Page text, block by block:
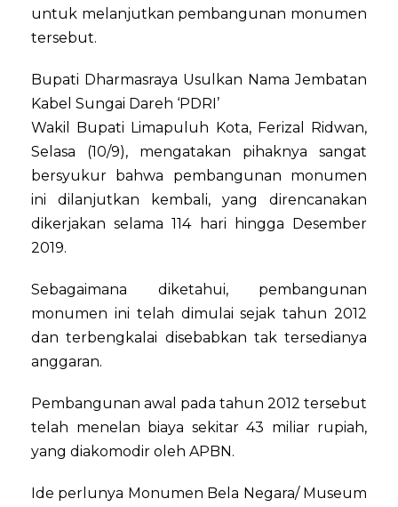
untuk melanjutkan pembangunan monumen
tersebut.
Bupati Dharmasraya Usulkan Nama Jembatan
Kabel Sungai Dareh ‘PDRI’
Wakil Bupati Limapuluh Kota, Ferizal Ridwan,
Selasa (10/9), mengatakan pihaknya sangat
bersyukur bahwa pembangunan monumen
ini dilanjutkan kembali, yang direncanakan
dikerjakan selama 114 hari hingga Desember
2019.
Sebagaimana diketahui, pembangunan
monumen ini telah dimulai sejak tahun 2012
dan terbengkalai disebabkan tak tersedianya
anggaran.
Pembangunan awal pada tahun 2012 tersebut
telah menelan biaya sekitar 43 miliar rupiah,
yang diakomodir oleh APBN.
Ide perlunya Monumen Bela Negara/ Museum